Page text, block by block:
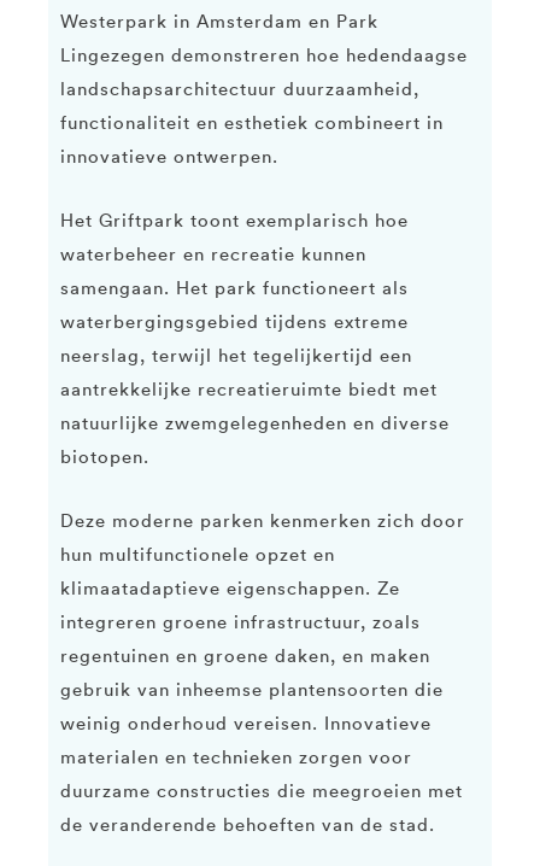
Westerpark in Amsterdam en Park
Lingezegen demonstreren hoe hedendaagse
landschapsarchitectuur duurzaamheid,
functionaliteit en esthetiek combineert in
innovatieve ontwerpen.
Het Griftpark toont exemplarisch hoe
waterbeheer en recreatie kunnen
samengaan. Het park functioneert als
waterbergingsgebied tijdens extreme
neerslag, terwijl het tegelijkertijd een
aantrekkelijke recreatieruimte biedt met
natuurlijke zwemgelegenheden en diverse
biotopen.
Deze moderne parken kenmerken zich door
hun multifunctionele opzet en
klimaatadaptieve eigenschappen. Ze
integreren groene infrastructuur, zoals
regentuinen en groene daken, en maken
gebruik van inheemse plantensoorten die
weinig onderhoud vereisen. Innovatieve
materialen en technieken zorgen voor
duurzame constructies die meegroeien met
de veranderende behoeften van de stad.